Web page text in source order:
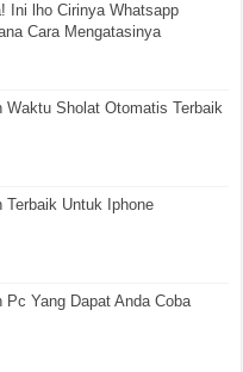
Ini lho Cirinya Whatsapp
Cara Mengatasinya
Waktu Sholat Otomatis Terbaik
Terbaik Untuk Iphone
Pc Yang Dapat Anda Coba